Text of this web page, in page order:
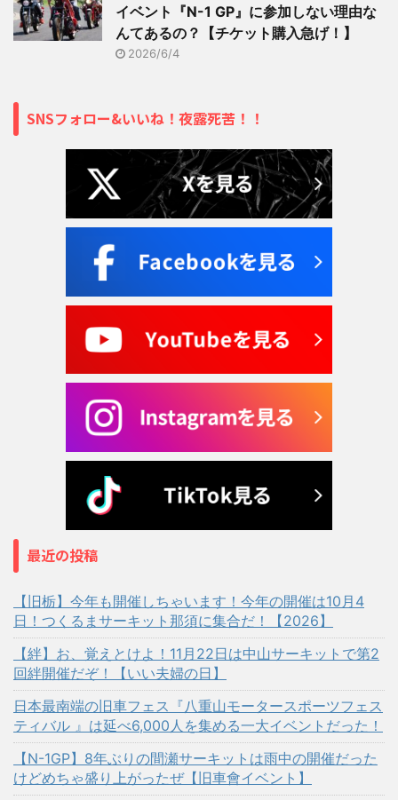
イベント『N-1 GP』に参加しない理由な
んてあるの？【チケット購入急げ！】
2026/6/4
SNSフォロー&いいね！夜露死苦！！
最近の投稿
【旧栃】今年も開催しちゃいます！今年の開催は10月4
日！つくるまサーキット那須に集合だ！【2026】
【絆】お、覚えとけよ！11月22日は中山サーキットで第2
回絆開催だぞ！【いい夫婦の日】
日本最南端の旧車フェス『八重山モータースポーツフェス
ティバル 』は延べ6,000人を集める一大イベントだった！
【N-1GP】8年ぶりの間瀬サーキットは雨中の開催だった
けどめちゃ盛り上がったぜ【旧車會イベント】